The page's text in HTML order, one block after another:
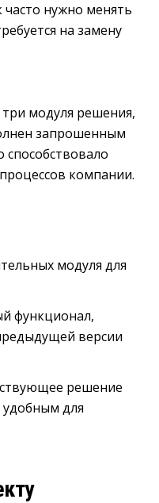
нужно менять
на замену
модуля решения,
запрошенным
компании.
модуля для
функционал,
версии
решение
удобным для